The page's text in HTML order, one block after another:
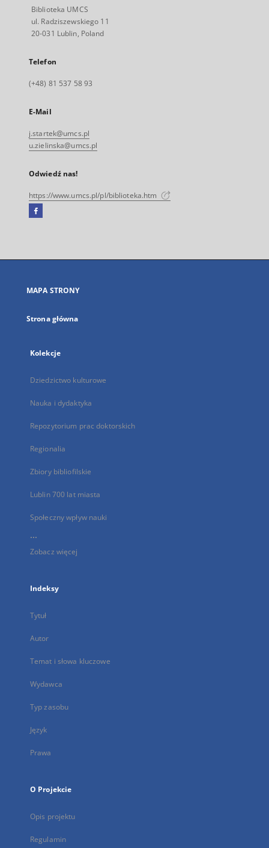
Biblioteka UMCS
ul. Radziszewskiego 11
20-031 Lublin, Poland
Telefon
(+48) 81 537 58 93
E-Mail
j.startek@umcs.pl
u.zielinska@umcs.pl
Odwiedź nas!
https://www.umcs.pl/pl/biblioteka.htm
Facebook
się
karcie
MAPA STRONY
Strona główna
Kolekcje
Dziedzictwo kulturowe
Nauka i dydaktyka
Repozytorium prac doktorskich
Regionalia
Zbiory bibliofilskie
Lublin 700 lat miasta
Społeczny wpływ nauki
...
Zobacz więcej
Indeksy
Tytuł
Autor
Temat i słowa kluczowe
Wydawca
Typ zasobu
Język
Prawa
O Projekcie
Opis projektu
Regulamin